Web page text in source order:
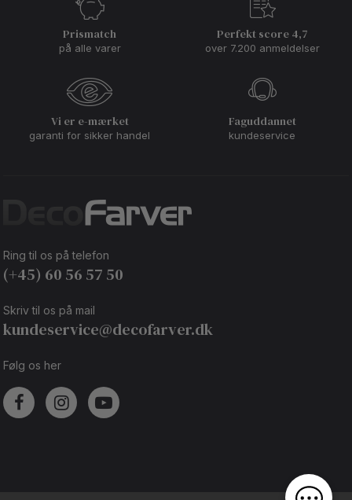
Prismatch
på alle varer
Perfekt score 4,7
over 7.200 anmeldelser
Vi er e-mærket
garanti for sikker handel
Faguddannet
kundeservice
Ring til os på telefon
(+45) 60 56 57 50
Skriv til os på mail
kundeservice@decofarver.dk
Følg os her